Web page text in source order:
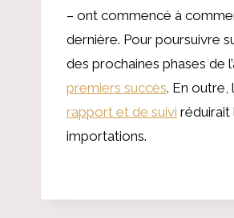
– ont commencé à
dernière. Pour poursuivre
des prochaines phases de
premiers succès. En outre,
rapport et de suivi réduirait
importations.